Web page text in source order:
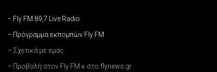
– Fly FM 89,7 Live Radio
– Πρόγραμμα εκπομπών Fly FM
– Σχετικά με εμάς
– Προβολή στον Fly FM κ στο flynews.gr